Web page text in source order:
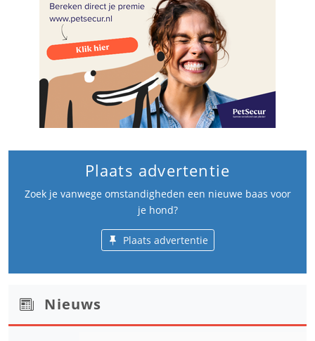
Plaats advertentie
Zoek je vanwege omstandigheden een nieuwe baas voor
je hond?
Plaats advertentie
Nieuws